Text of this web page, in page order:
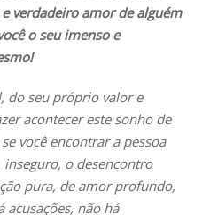
verdadeiro amor de alguém
o seu imenso e
do seu próprio valor e
acontecer este sonho de
você encontrar a pessoa
o desencontro
pura, de amor profundo,
acusações, não há